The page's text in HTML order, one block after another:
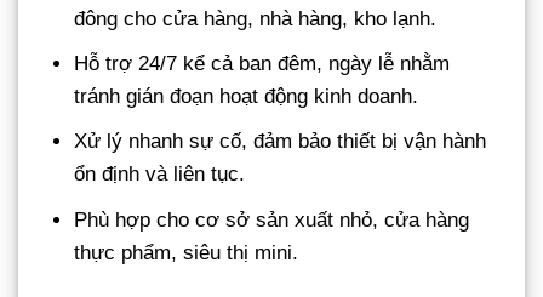
đông cho cửa hàng, nhà hàng, kho lạnh.
Hỗ trợ 24/7 kể cả ban đêm, ngày lễ nhằm
tránh gián đoạn hoạt động kinh doanh.
Xử lý nhanh sự cố, đảm bảo thiết bị vận hành
ổn định và liên tục.
Phù hợp cho cơ sở sản xuất nhỏ, cửa hàng
thực phẩm, siêu thị mini.